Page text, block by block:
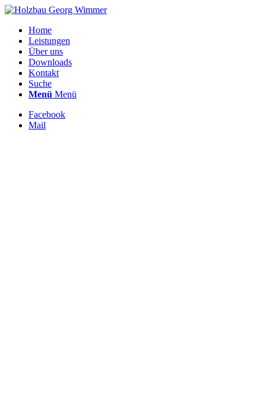
Home
Leistungen
Über uns
Downloads
Kontakt
Suche
Menü Menü
Facebook
Mail